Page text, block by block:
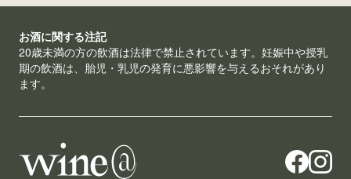
お酒に関する注記
20歳未満の方の飲酒は法律で禁止されています。妊娠中や授乳
期の飲酒は、胎児・乳児の発育に悪影響を与えるおそれがあり
ます。